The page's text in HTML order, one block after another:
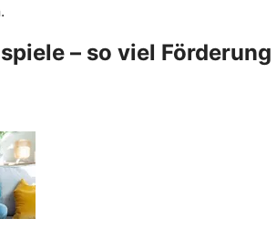
– so viel Förderung